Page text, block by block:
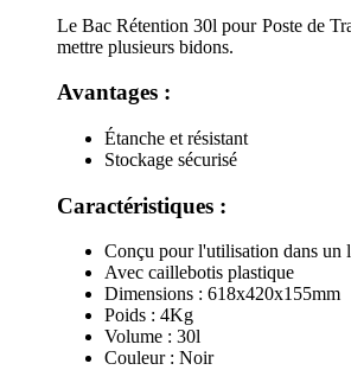
Le Bac Rétention 30l pour Poste de
mettre plusieurs bidons.
Avantages :
Étanche et résistant
Stockage sécurisé
Caractéristiques :
Conçu pour l'utilisation dans un
Avec caillebotis plastique
Dimensions : 618x420x155mm
Poids : 4Kg
Volume : 30l
Couleur : Noir